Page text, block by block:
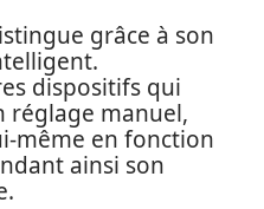
grâce à son
dispositifs qui
réglage manuel,
même en fonction
ainsi son